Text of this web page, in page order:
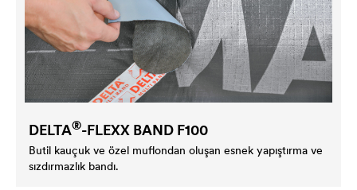
DELTA®-FLEXX BAND F100
Butil kauçuk ve özel muflondan oluşan esnek yapıştırma ve
sızdırmazlık bandı.